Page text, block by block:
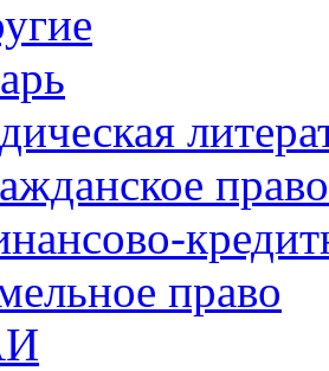
право
право